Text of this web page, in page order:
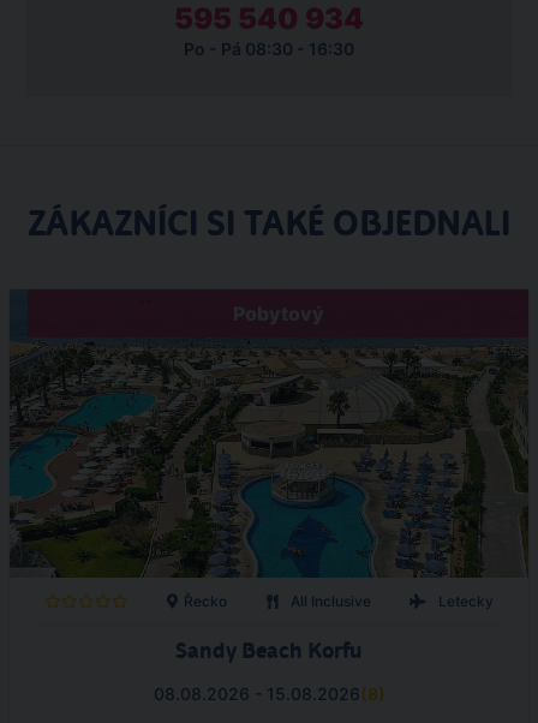
595 540 934
Po - Pá 08:30 - 16:30
ZÁKAZNÍCI SI TAKÉ OBJEDNALI
Pobytový
Řecko All Inclusive Letecky
Sandy Beach Korfu
08.08.2026 - 15.08.2026(8)